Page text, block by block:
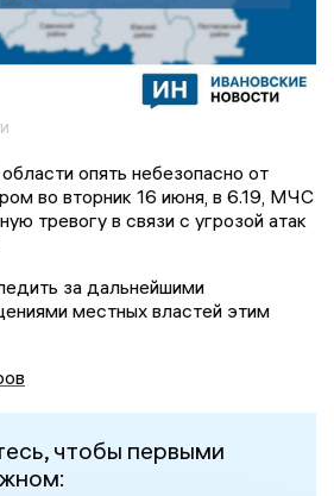
опять небезопасно от
во вторник 16 июня, в 6.19, МЧС
тревогу в связи с угрозой атак
за дальнейшими
местных властей этим
чтобы первыми